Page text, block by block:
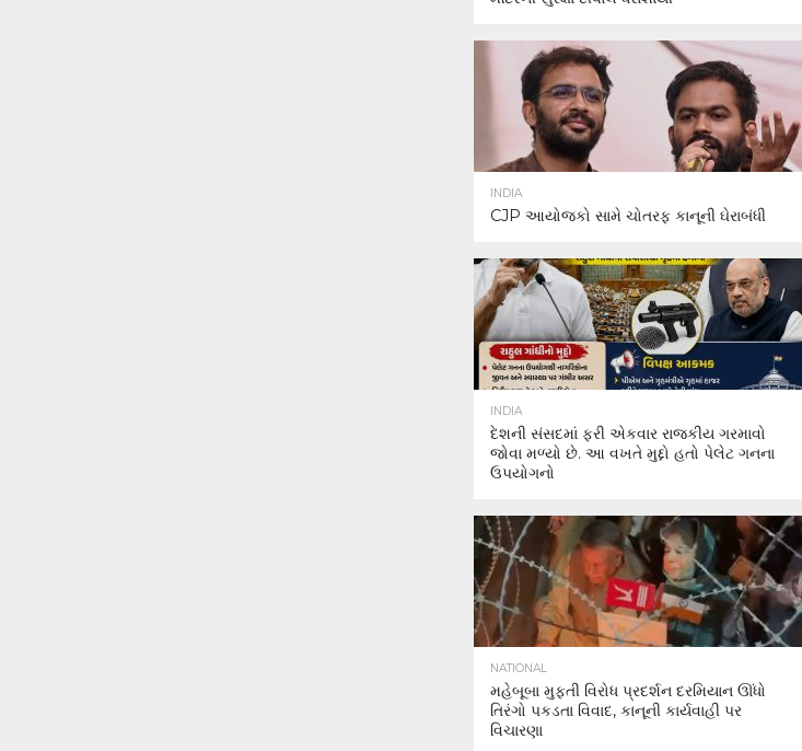
INDIA
CJP આયોજકો સામે ચોતરફ કાનૂની ઘેરાબંધી
INDIA
દેશની સંસદમાં ફરી એકવાર રાજકીય ગરમાવો
જોવા મળ્યો છે. આ વખતે મુદ્દો હતો પેલેટ ગનના
ઉપયોગનો
NATIONAL
મહેબૂબા મુફ્તી વિરોધ પ્રદર્શન દરમિયાન ઊંધો
તિરંગો પકડતા વિવાદ, કાનૂની કાર્યવાહી પર
વિચારણા